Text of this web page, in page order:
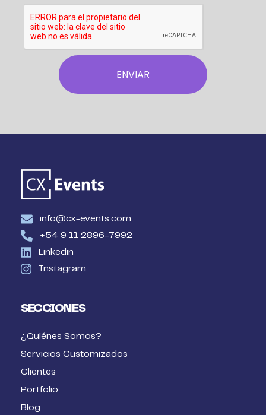
info@cx-events.com
+54 9 11 2896-7992
Linkedin
Instagram
SECCIONES
¿Quiénes Somos?
Servicios Customizados
Clientes
Portfolio
Blog